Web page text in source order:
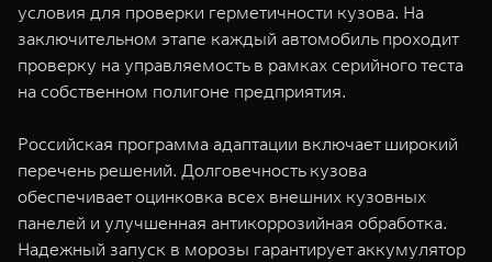
условия для проверки герметичности кузова. На
заключительном этапе каждый автомобиль проходит
проверку на управляемость в рамках серийного теста
на собственном полигоне предприятия.
Российская программа адаптации включает широкий
перечень решений. Долговечность кузова
обеспечивает оцинковка всех внешних кузовных
панелей и улучшенная антикоррозийная обработка.
Надежный запуск в морозы гарантирует аккумулятор